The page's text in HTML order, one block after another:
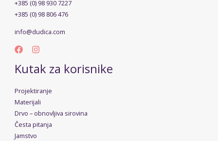
+385 (0) 98 930 7227
+385 (0) 98 806 476
info@dudica.com
Kutak za korisnike
Projektiranje
Materijali
Drvo – obnovljiva sirovina
Česta pitanja
Jamstvo